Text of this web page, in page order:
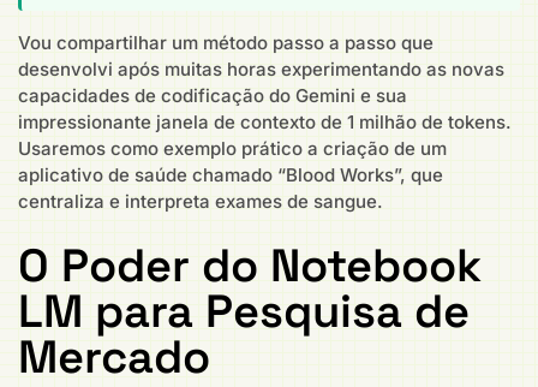
Vou compartilhar um método passo a passo que
desenvolvi após muitas horas experimentando as novas
capacidades de codificação do Gemini e sua
impressionante janela de contexto de 1 milhão de tokens.
Usaremos como exemplo prático a criação de um
aplicativo de saúde chamado “Blood Works”, que
centraliza e interpreta exames de sangue.
O Poder do Notebook
LM para Pesquisa de
Mercado